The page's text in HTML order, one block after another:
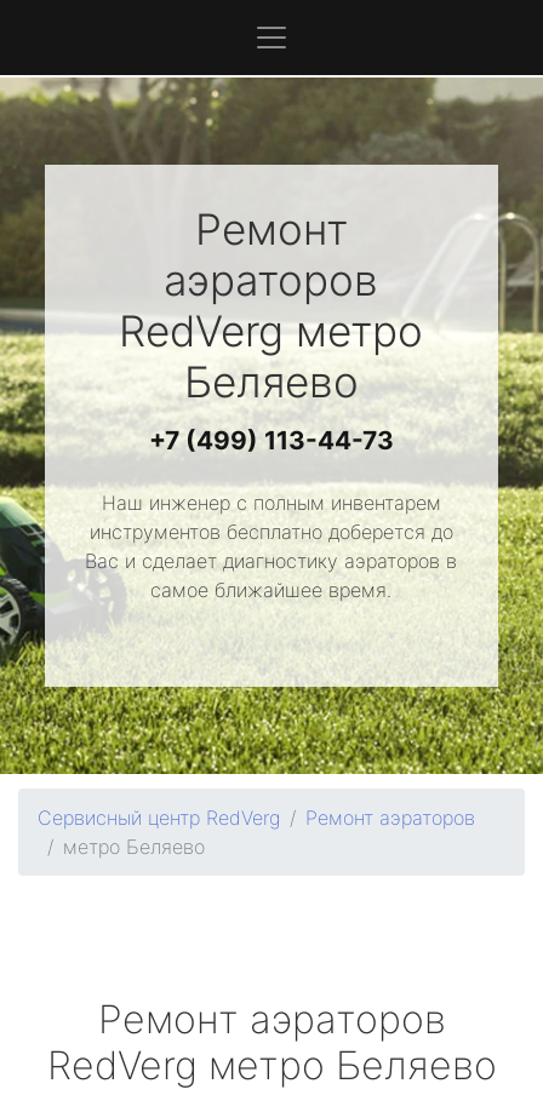
Ремонт
аэраторов
RedVergметро
Беляево
+7 (499) 113-44-73
Наш инженер с полным инвентарем
инструментов бесплатно доберется до
Вас и сделает диагностику аэраторов в
самое ближайшее время.
Сервисный центр RedVerg
Ремонт аэраторов
метро Беляево
Ремонт аэраторов
RedVerg метро Беляево